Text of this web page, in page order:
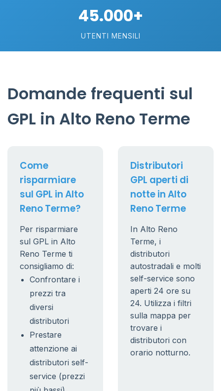
45.000+
UTENTI MENSILI
Domande frequenti sul
GPL in Alto Reno Terme
Come
risparmiare
sul GPL in Alto
Reno Terme?
Per risparmiare
sul GPL in Alto
Reno Terme ti
consigliamo di:
Confrontare i
prezzi tra
diversi
distributori
Prestare
attenzione ai
distributori self-
service (prezzi
Distributori
GPL aperti di
notte in Alto
Reno Terme
In Alto Reno
Terme, i
distributori
autostradali e molti
self-service sono
aperti 24 ore su
24. Utilizza i filtri
sulla mappa per
trovare i
distributori con
orario notturno.